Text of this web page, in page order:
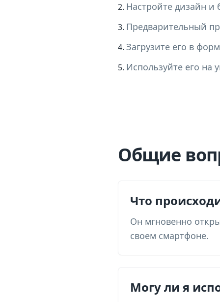
Настройте дизайн и
Предварительный
Загрузите его в
Используйте его на
Общие
Что
Он мгновенно
своем смартфоне.
Могу ли я